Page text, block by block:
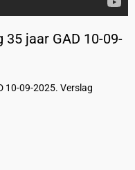
jaar GAD 10-09-
10-09-2025. Verslag